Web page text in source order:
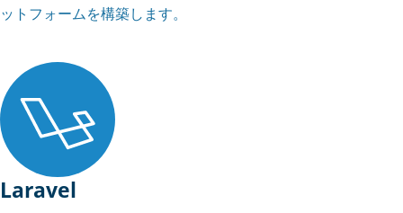
ットフォームを構築します。
Laravel